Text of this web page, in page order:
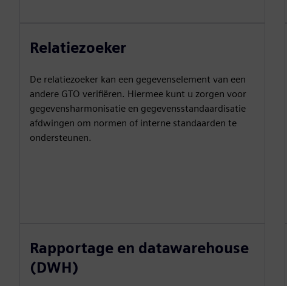
Relatiezoeker
De relatiezoeker kan een gegevenselement van een
andere GTO verifiëren. Hiermee kunt u zorgen voor
gegevensharmonisatie en gegevensstandaardisatie
afdwingen om normen of interne standaarden te
ondersteunen.
Rapportage en datawarehouse
(DWH)